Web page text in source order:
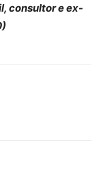
consultor e ex-